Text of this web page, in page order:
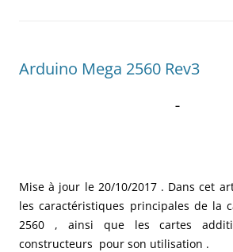
Arduino Mega 2560 Rev3
–
Mise à jour le 20/10/2017 . Dans cet
les caractéristiques principales de la
2560 , ainsi que les cartes
constructeurs pour son utilisation .